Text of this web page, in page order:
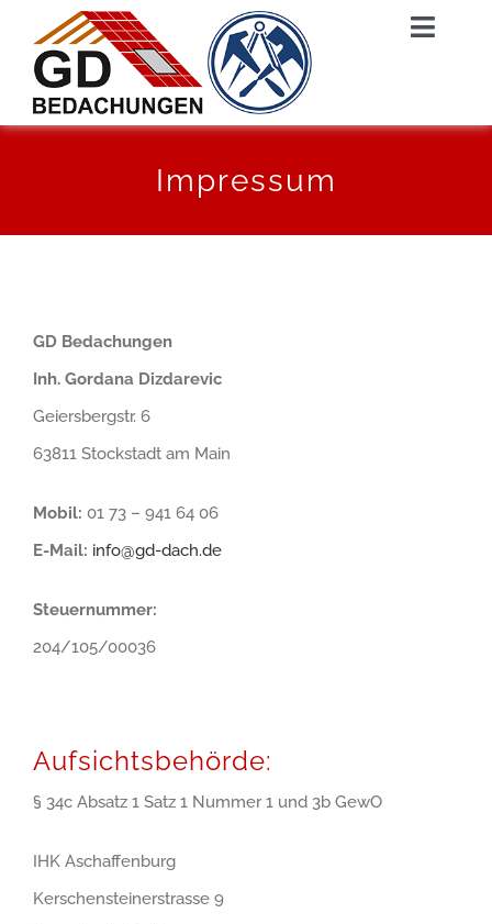
Inhalt
springen
LEISTUNGEN
SERVICE
Impressum
GD Bedachungen
Inh. Gordana Dizdarevic
Geiersbergstr. 6
63811 Stockstadt am Main
Mobil: 01 73 – 941 64 06
E-Mail: info@gd-dach.de
Steuernummer:
204/105/00036
Aufsichtsbehörde:
§ 34c Absatz 1 Satz 1 Nummer 1 und 3b GewO
IHK Aschaffenburg
Kerschensteinerstrasse 9